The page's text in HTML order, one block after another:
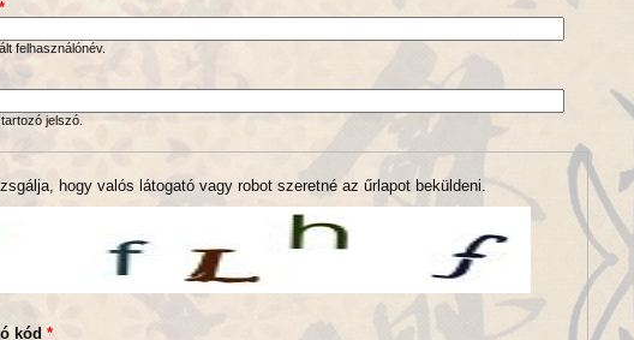
*
felhasználónév.
jelszó.
hogy valós látogató vagy robot szeretné az űrlapot beküldeni.
kód *